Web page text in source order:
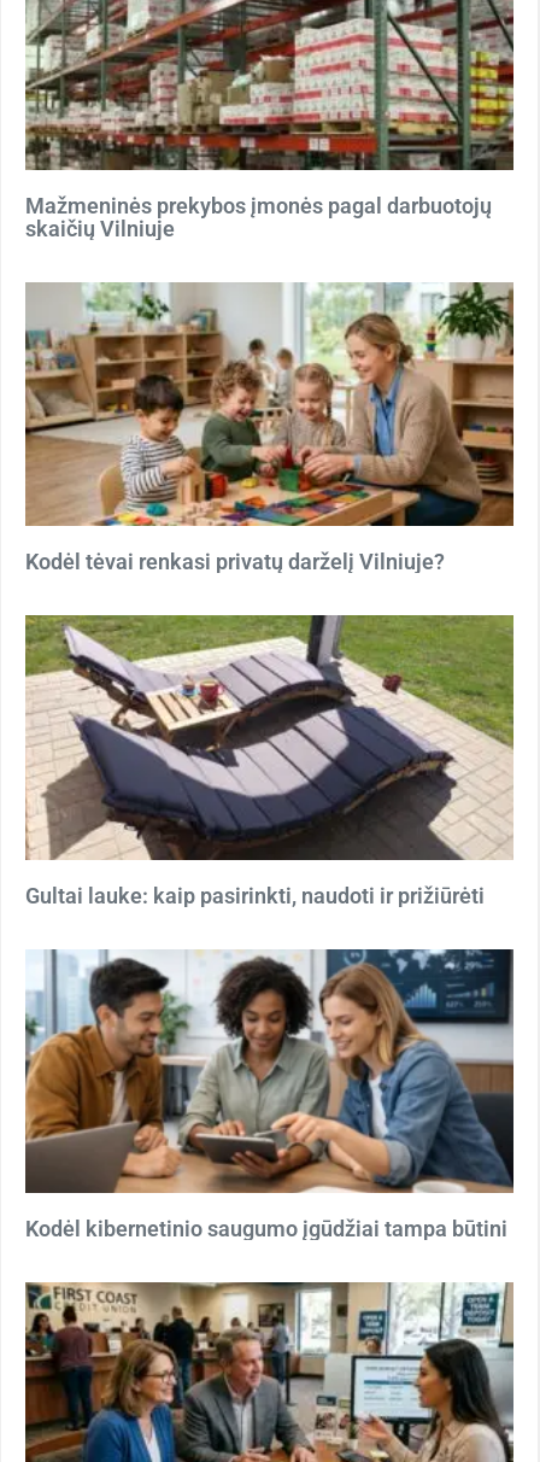
Mažmeninės prekybos įmonės pagal darbuotojų
skaičių Vilniuje
Kodėl tėvai renkasi privatų darželį Vilniuje?
Gultai lauke: kaip pasirinkti, naudoti ir prižiūrėti
Kodėl kibernetinio saugumo įgūdžiai tampa būtini